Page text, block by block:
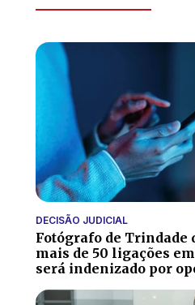
DECISÃO JUDICIAL
Fotógrafo de Trindade
mais de 50 ligações
será indenizado por